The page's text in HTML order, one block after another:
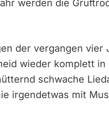
werden die
der vergangen vier
wieder komplett in
schwache
irgendetwas mit